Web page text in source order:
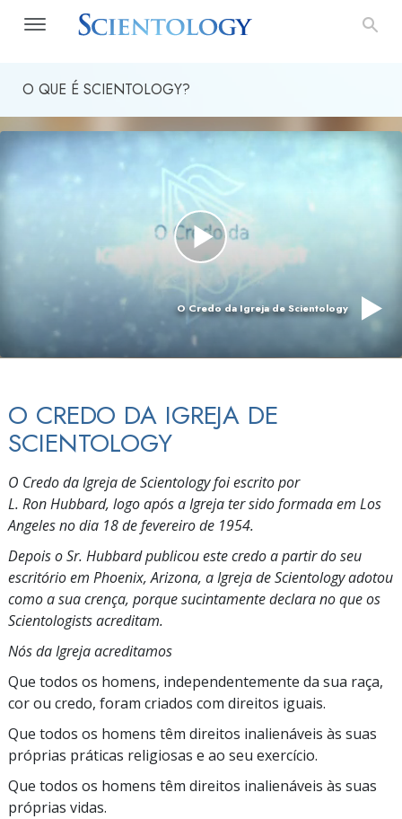
O QUE É SCIENTOLOGY?
O Credo da Igreja de Scientology
O CREDO DA IGREJA DE
SCIENTOLOGY
O Credo da Igreja de Scientology foi escrito por
L. Ron Hubbard, logo após a Igreja ter sido formada em Los
Angeles no dia 18 de fevereiro de 1954.
Depois o Sr. Hubbard publicou este credo a partir do seu
escritório em Phoenix, Arizona, a Igreja de Scientology adotou
como a sua crença, porque sucintamente declara no que os
Scientologists acreditam.
Nós da Igreja acreditamos
Que todos os homens, independentemente da sua raça,
cor ou credo, foram criados com direitos iguais.
Que todos os homens têm direitos inalienáveis às suas
próprias práticas religiosas e ao seu exercício.
Que todos os homens têm direitos inalienáveis às suas
próprias vidas.